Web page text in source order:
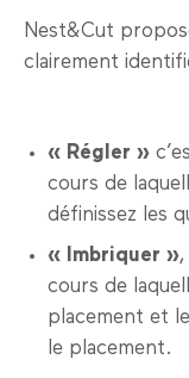
Nest&Cut
clairement
« Régler »
cours de
définissez les
« Imbriquer »
cours de
placement et
le placement.